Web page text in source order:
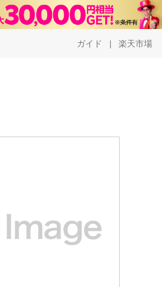
ガイド 楽天市場